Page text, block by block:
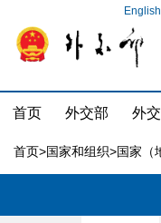
English
首页 外交部 外
首页>国家和组织>国家（